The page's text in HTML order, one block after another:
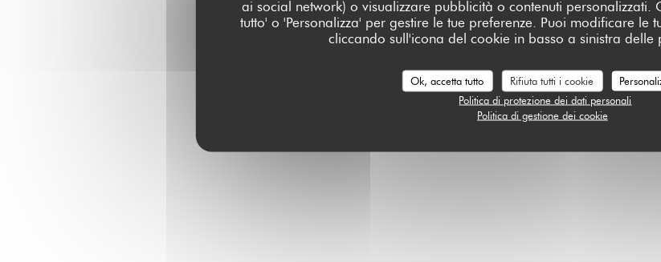
ai social network) o visualizzare pubblicità o contenuti personalizzati.
tutto' o 'Personalizza' per gestire le tue preferenze. Puoi modificare le
cliccando sull'icona del cookie in basso a sinistra delle
Ok, accetta tutto Rifiuta tutti i cookie
Politica di protezione dei dati personali
Politica di gestione dei cookie